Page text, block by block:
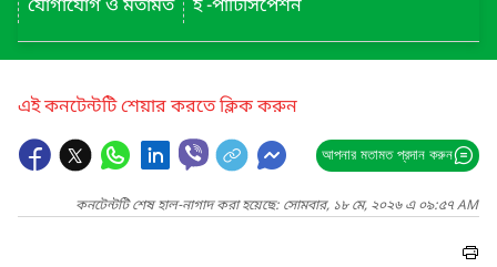
যোগাযোগ ও মতামত
ই -পার্টিসিপেশন
এই কনটেন্টটি শেয়ার করতে ক্লিক করুন
আপনার মতামত প্রদান করুন
কনটেন্টটি শেষ হাল-নাগাদ করা হয়েছে: সোমবার, ১৮ মে, ২০২৬ এ ০৯:৫৭ AM